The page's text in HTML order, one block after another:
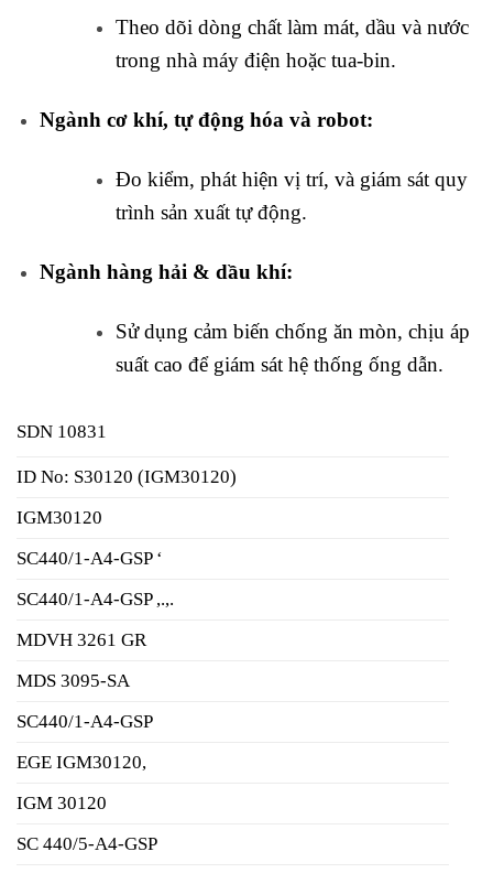
Theo dõi dòng chất làm mát, dầu và nước
trong nhà máy điện hoặc tua-bin.
Ngành cơ khí, tự động hóa và robot:
Đo kiểm, phát hiện vị trí, và giám sát quy
trình sản xuất tự động.
Ngành hàng hải & dầu khí:
Sử dụng cảm biến chống ăn mòn, chịu áp
suất cao để giám sát hệ thống ống dẫn.
SDN 10831
ID No: S30120 (IGM30120)
IGM30120
SC440/1-A4-GSP ‘
SC440/1-A4-GSP ,.,.
MDVH 3261 GR
MDS 3095-SA
SC440/1-A4-GSP
EGE IGM30120,
IGM 30120
SC 440/5-A4-GSP